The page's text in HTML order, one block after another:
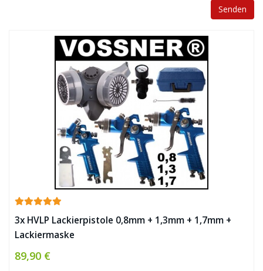
3x HVLP Lackierpistole 0,8mm + 1,3mm + 1,7mm +
Lackiermaske
89,90 €